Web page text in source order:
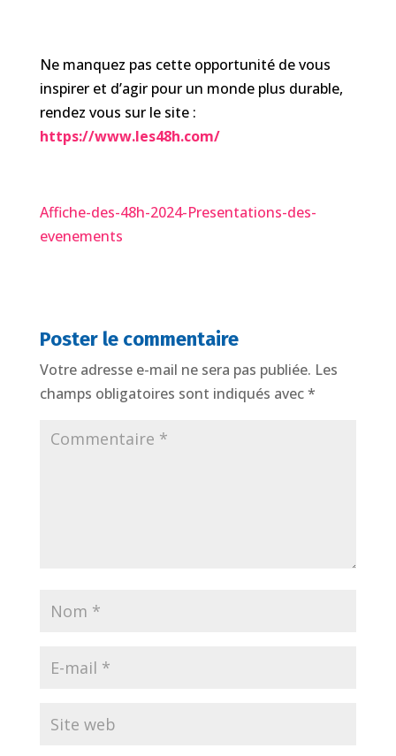
Ne manquez pas cette opportunité de vous
inspirer et d’agir pour un monde plus durable,
rendez vous sur le site :
https://www.les48h.com/
Affiche-des-48h-2024-Presentations-des-
evenements
Poster le commentaire
Votre adresse e-mail ne sera pas publiée. Les
champs obligatoires sont indiqués avec*